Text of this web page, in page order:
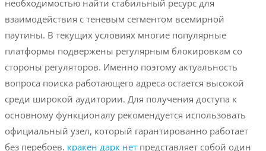
необходимостью найти стабильный ресурс для
взаимодействия с теневым сегментом всемирной
паутины. В текущих условиях многие популярные
платформы подвержены регулярным блокировкам со
стороны регуляторов. Именно поэтому актуальность
вопроса поиска работающего адреса остается высокой
среди широкой аудитории. Для получения доступа к
основному функционалу рекомендуется использовать
официальный узел, который гарантированно работает
без перебоев. кракен дарк нетпредставляет собой один